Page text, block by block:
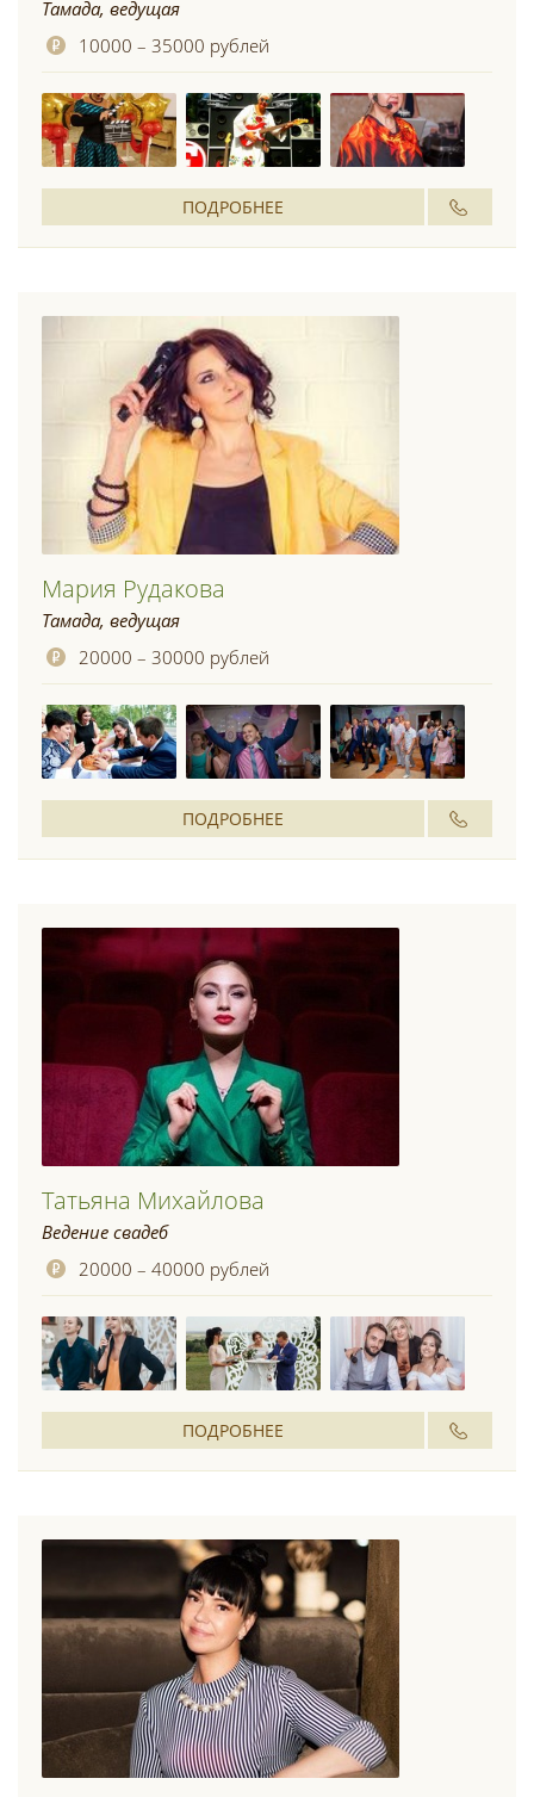
Тамада, ведущая
10000 – 35000 рублей
ПОДРОБНЕЕ
Мария Рудакова
Тамада, ведущая
20000 – 30000 рублей
ПОДРОБНЕЕ
Татьяна Михайлова
Ведение свадеб
20000 – 40000 рублей
ПОДРОБНЕЕ